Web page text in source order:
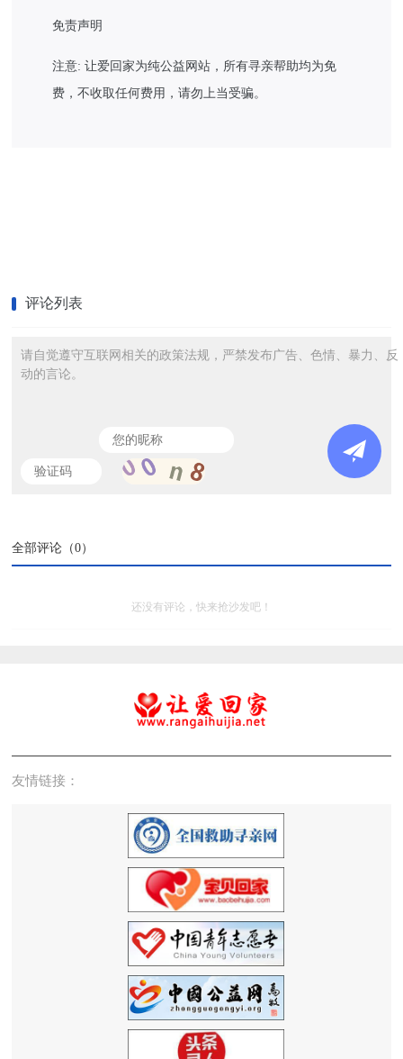
免责声明
注意: 让爱回家为纯公益网站，所有寻亲帮助均为免
费，不收取任何费用，请勿上当受骗。
评论列表
请自觉遵守互联网相关的政策法规，严禁发布广告、色情、暴力、反
动的言论。
全部评论（0）
还没有评论，快来抢沙发吧！
友情链接：